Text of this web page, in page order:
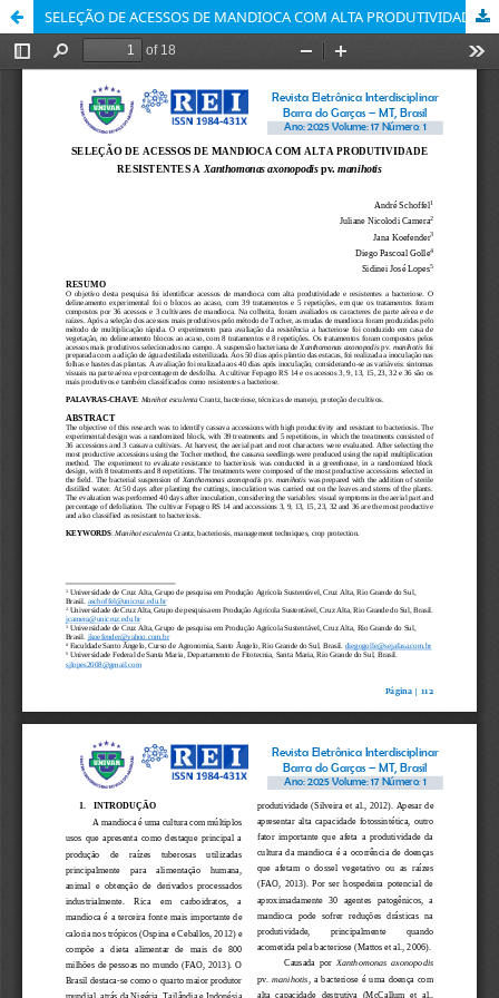
SELEÇÃO DE ACESSOS DE MANDIOCA COM ALTA PRODUTIVIDADE RESISTENTES A Xanthomonas axonopodis pv. manihotis